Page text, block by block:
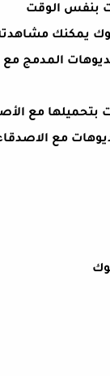
بنفس الوقت
يمكنك مشاهدته
المدمج مع
مع
مع